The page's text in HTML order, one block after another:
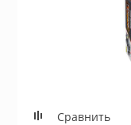
Сравнить